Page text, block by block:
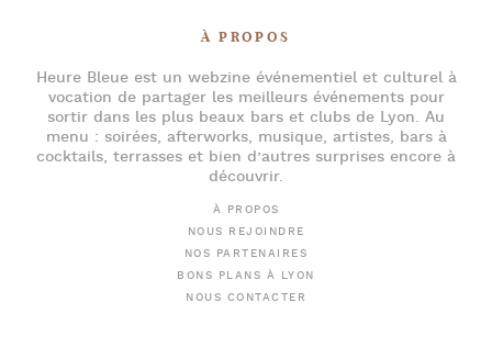
À PROPOS
Heure Bleueest un webzine événementiel et culturel à
vocation de partager les meilleurs événements pour
sortir dans les plus beaux bars et clubs de Lyon. Au
menu : soirées, afterworks, musique, artistes, bars à
cocktails, terrasses et bien d’autres surprises encore à
découvrir.
À PROPOS
NOUS REJOINDRE
NOS PARTENAIRES
BONS PLANS À LYON
NOUS CONTACTER